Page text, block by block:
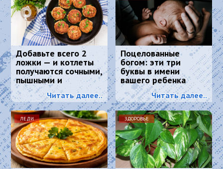
Добавьте всего 2
ложки — и котлеты
получаются сочными,
пышными и
вкусными:
кулинарный секрет
Читать далее..
Поцелованные
богом: эти три
буквы в имени
вашего ребенка
сделают его
счастливымЧитать далее..
ЛЕДИ ЗДОРОВЬЕ